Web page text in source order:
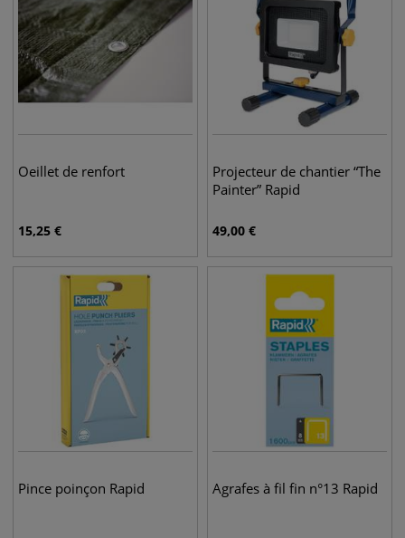
Oeillet de renfort
15,25 €
Projecteur de chantier “The
Painter” Rapid
49,00 €
Pince poinçon Rapid Agrafes à fil fin n°13 Rapid